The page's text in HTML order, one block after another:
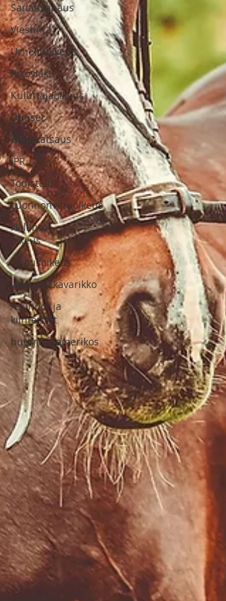
Sananvapaus
Viestintä
Urheiluoikeus
Rikoslaki
Kuluttajaoikeus
Uutiset
Uutiskatsaus
IPR
Todistelu
Luonnonvaraoikeus
Hallinto-
oikeus
Talousoikeus
vakuustakavarikko
Asunnot ja
kiinteistöt
huumausainerikos